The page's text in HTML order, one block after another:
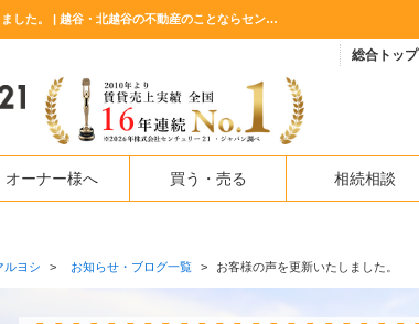
お客様の声を更新いたしました。【更新】お客様の声を更新いたしました。 | 越谷・北越谷の不動産のことならセンチュリー21マルヨシ
総合トップ
オーナー様へ 買う・売る 相続相談
ルヨシ > お知らせ・ブログ一覧 > お客様の声を更新いたしました。